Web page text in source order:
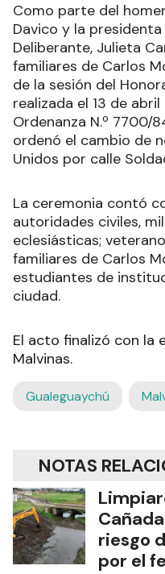
Como parte del
Davico y la
Deliberante, Julieta
familiares de Carlos
de la sesión del
realizada el 13 de
Ordenanza N.º 7700/
ordenó el cambio de
Unidos por calle
La ceremonia contó
autoridades civiles,
eclesiásticas;
familiares de Carlos
estudiantes de
ciudad.
El acto finalizó con la
Malvinas.
Gualeguaychú
NOTAS
riesgo
por el